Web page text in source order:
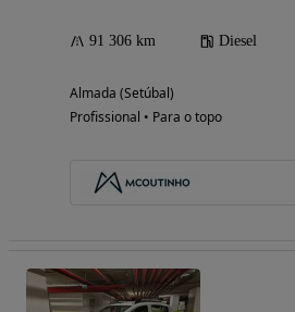
91 306 km Diesel
Almada (Setúbal)
Profissional • Para o topo